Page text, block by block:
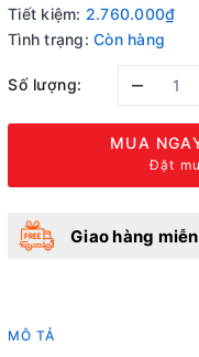
Tiết kiệm: 2.760.000₫
Tình trạng: Còn hàng
Số lượng: –
MUA
Đặt
Giao hàng
MÔ TẢ